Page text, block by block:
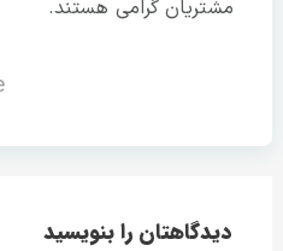
مشتریان گرامی هستند.
دیدگاهتان را بنویسید